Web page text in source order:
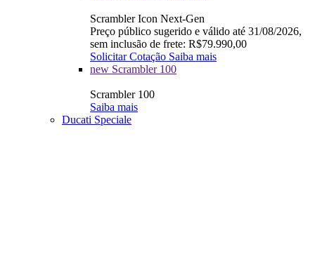
Scrambler Icon Next-Gen
Preço público sugerido e válido até 31/08/2026,
sem inclusão de frete: R$79.990,00
Solicitar Cotação Saiba mais
new Scrambler 100
Scrambler 100
Saiba mais
Ducati Speciale